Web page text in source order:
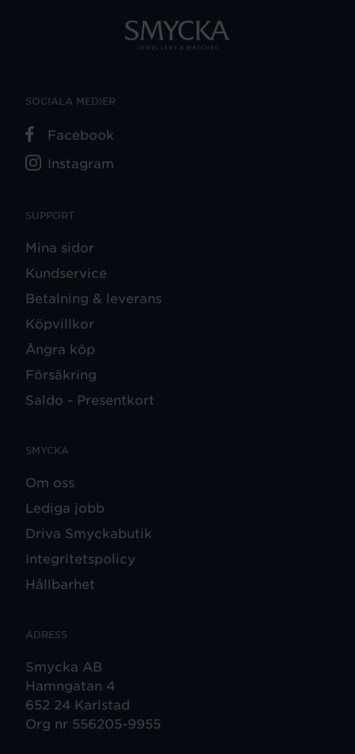
SUPPORT
Mina sidor
Kundservice
Betalning & leverans
Köpvillkor
Ångra köp
Försäkring
Saldo - Presentkort
SMYCKA
Om oss
Lediga jobb
Driva Smyckabutik
Integritetspolicy
Hållbarhet
ADRESS
Smycka AB
Hamngatan 4
652 24 Karlstad
Org nr 556205-9955
SOCIALA MEDIER
Facebook
Instagram